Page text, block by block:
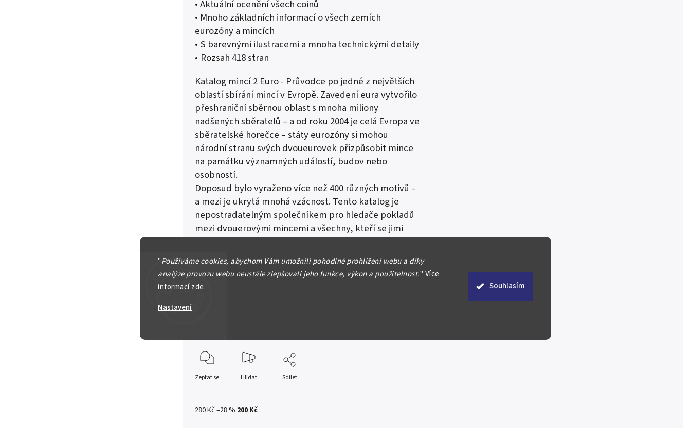
"Používáme cookies, abychom Vám umožnili pohodlné prohlížení webu a díky
analýze provozu webu neustále zlepšovali jeho funkce, výkon a použitelnost." Více
informacízde.
Nastavení
Souhlasím
280 Kč–28 % 200 Kč
• Aktuální ocenění všech coinů
• Mnoho základních informací o všech zemích
eurozóny a mincích
• S barevnými ilustracemi a mnoha technickými detaily
• Rozsah 418 stran
Katalog mincí 2 Euro - Průvodce po jedné z největších
oblastí sbírání mincí v Evropě. Zavedení eura vytvořilo
přeshraniční sběrnou oblast s mnoha miliony
nadšených sběratelů – a od roku 2004 je celá Evropa ve
sběratelské horečce – státy eurozóny si mohou
národní stranu svých dvoueurovek přizpůsobit mince
na památku významných událostí, budov nebo
osobností.
Doposud bylo vyraženo více než 400 různých motivů –
a mezi je ukrytá mnohá vzácnost. Tento katalog je
nepostradatelným společníkem pro hledače pokladů
mezi dvouerovými mincemi a všechny, kteří se jimi
Zeptat se Hlídat Sdílet